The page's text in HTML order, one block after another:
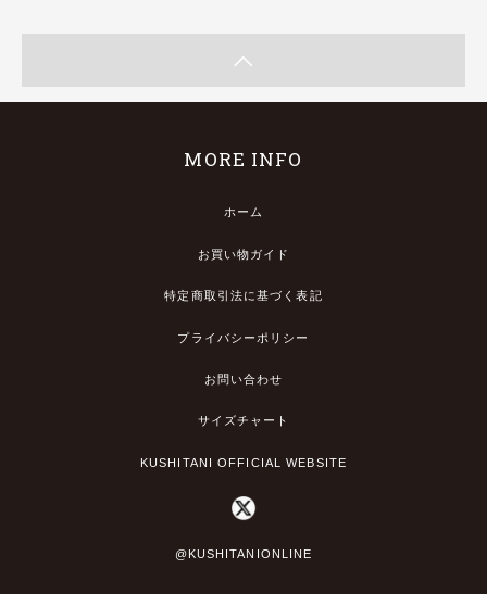
MORE INFO
ホーム
お買い物ガイド
特定商取引法に基づく表記
プライバシーポリシー
お問い合わせ
サイズチャート
KUSHITANI OFFICIAL WEBSITE
@KUSHITANIONLINE